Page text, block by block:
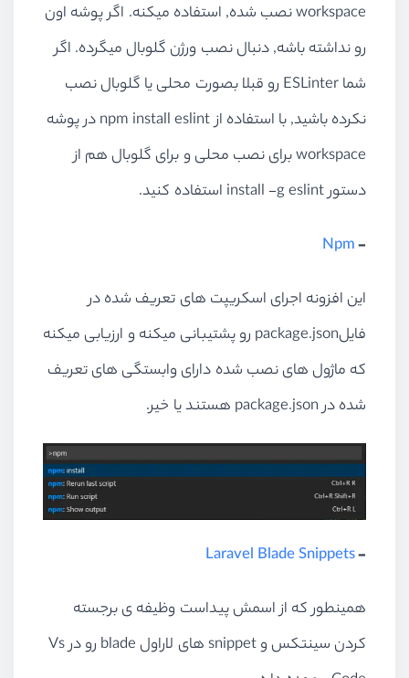
workspace نصب شده, استفاده میکنه. اگر پوشه اون
رو نداشته باشه, دنبال نصب ورژن گلوبال میگرده. اگر
شما ESLinter رو قبلا بصورت محلی یا گلوبال نصب
نکرده باشید, با استفاده از npm install eslint در پوشه
workspace برای نصب محلی و برای گلوبال هم از
دستور install -g eslint استفاده کنید.
-
Npm
این افزونه اجرای اسکریپت های تعریف شده در
فایلpackage.json رو پشتیبانی میکنه و ارزیابی میکنه
که ماژول های نصب شده دارای وابستگی های تعریف
شده در package.json هستند یا خیر.
-
Laravel Blade Snippets
همینطور که از اسمش پیداست وظیفه ی برجسته
کردن سینتکس و snippet های لاراول blade رو در Vs